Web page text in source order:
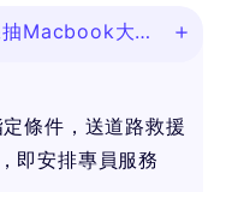
抽Macbook大
條件，送道路救援
即安排專員服務